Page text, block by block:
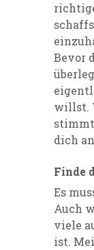
Bevor
willst.
dich
Finde
Es
Auch
viele
ist.